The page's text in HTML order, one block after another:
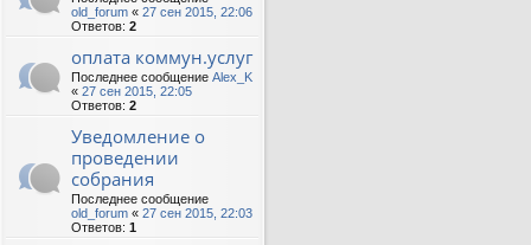
old_forum « 27 сен 2015, 22:06
Ответов: 2
оплата коммун.услуг
Последнее сообщение Alex_K
« 27 сен 2015, 22:05
Ответов: 2
Уведомление о
проведении
собрания
Последнее сообщение
old_forum « 27 сен 2015, 22:03
Ответов: 1